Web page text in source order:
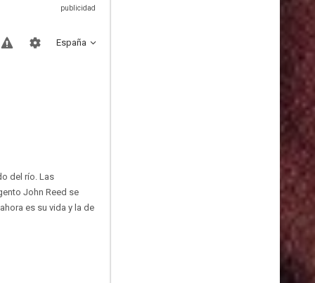
España
del río. Las
John Reed se
es su vida y la de